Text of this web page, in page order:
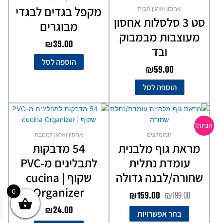
אחסון וארגון הבית
סט 3 סלסלות אחסון
מעוצבות מבמבוק
ובד
₪59.00
הוספה לסל
מקפל בגדים לבגדי
מבוגרים
₪39.00
הוספה לסל
הנחה!
המומלצים
מראת גוף מלבנית
עומדת נתלית
שחורה/לבנה גדולה
₪199.00
המחיר
המקורי
היה:
₪199.00.
₪159.00
המחיר
₪159.00.
בחר אפשרויות
למוצר
סוגים.
לבחור
את
האפשרויות
בעמוד
אחסון וארגון למטבח
54 מדבקות
לתבלינים מ-PVC
שקוף | cucina
Organizer
₪24.00
0